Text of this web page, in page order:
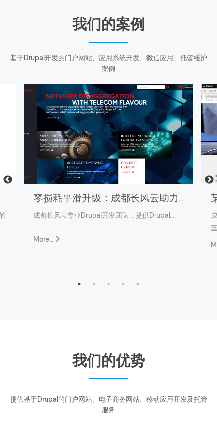
我们的案例
基于Drupal开发的门户网站、应用系统开发、微信应用、托管维护
案例
零损耗平滑升级：成都长风云助力斯达康Drupal官网完成版本跃迁
成都长风云专业Drupal开发团队，提供Drupal…
More...
我们的优势
提供基于Drupal的门户网站、电子商务网站、移动应用开发及托管
服务